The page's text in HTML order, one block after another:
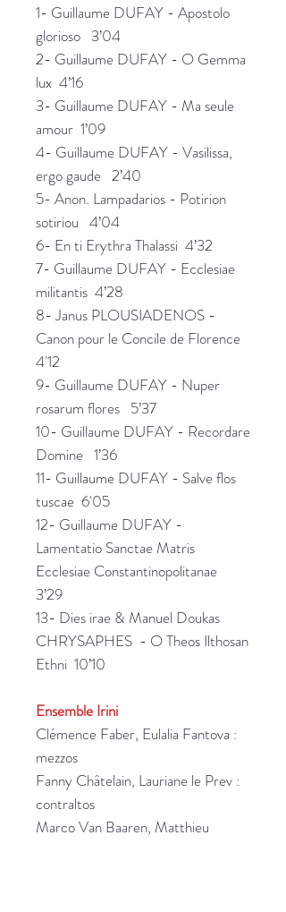
1- Guillaume DUFAY - Apostolo
glorioso 3’04
2- Guillaume DUFAY - O Gemma
lux 4’16
3- Guillaume DUFAY - Ma seule
amour 1’09
4- Guillaume DUFAY - Vasilissa,
ergo gaude 2’40
5- Anon. Lampadarios - Potirion
sotiriou 4’04
6- En ti Erythra Thalassi 4’32
7- Guillaume DUFAY - Ecclesiae
militantis 4’28
8- Janus PLOUSIADENOS -
Canon pour le Concile de Florence
4'12
9- Guillaume DUFAY - Nuper
rosarum flores 5’37
10- Guillaume DUFAY - Recordare
Domine 1’36
11- Guillaume DUFAY - Salve flos
tuscae 6'05
12- Guillaume DUFAY -
Lamentatio Sanctae Matris
Ecclesiae Constantinopolitanae
3’29
13- Dies irae & Manuel Doukas
CHRYSAPHES - O Theos Ilthosan
Ethni 10’10
Ensemble Irini
Clémence Faber, Eulalia Fantova :
mezzos
Fanny Châtelain, Lauriane le Prev :
contraltos
Marco Van Baaren, Matthieu